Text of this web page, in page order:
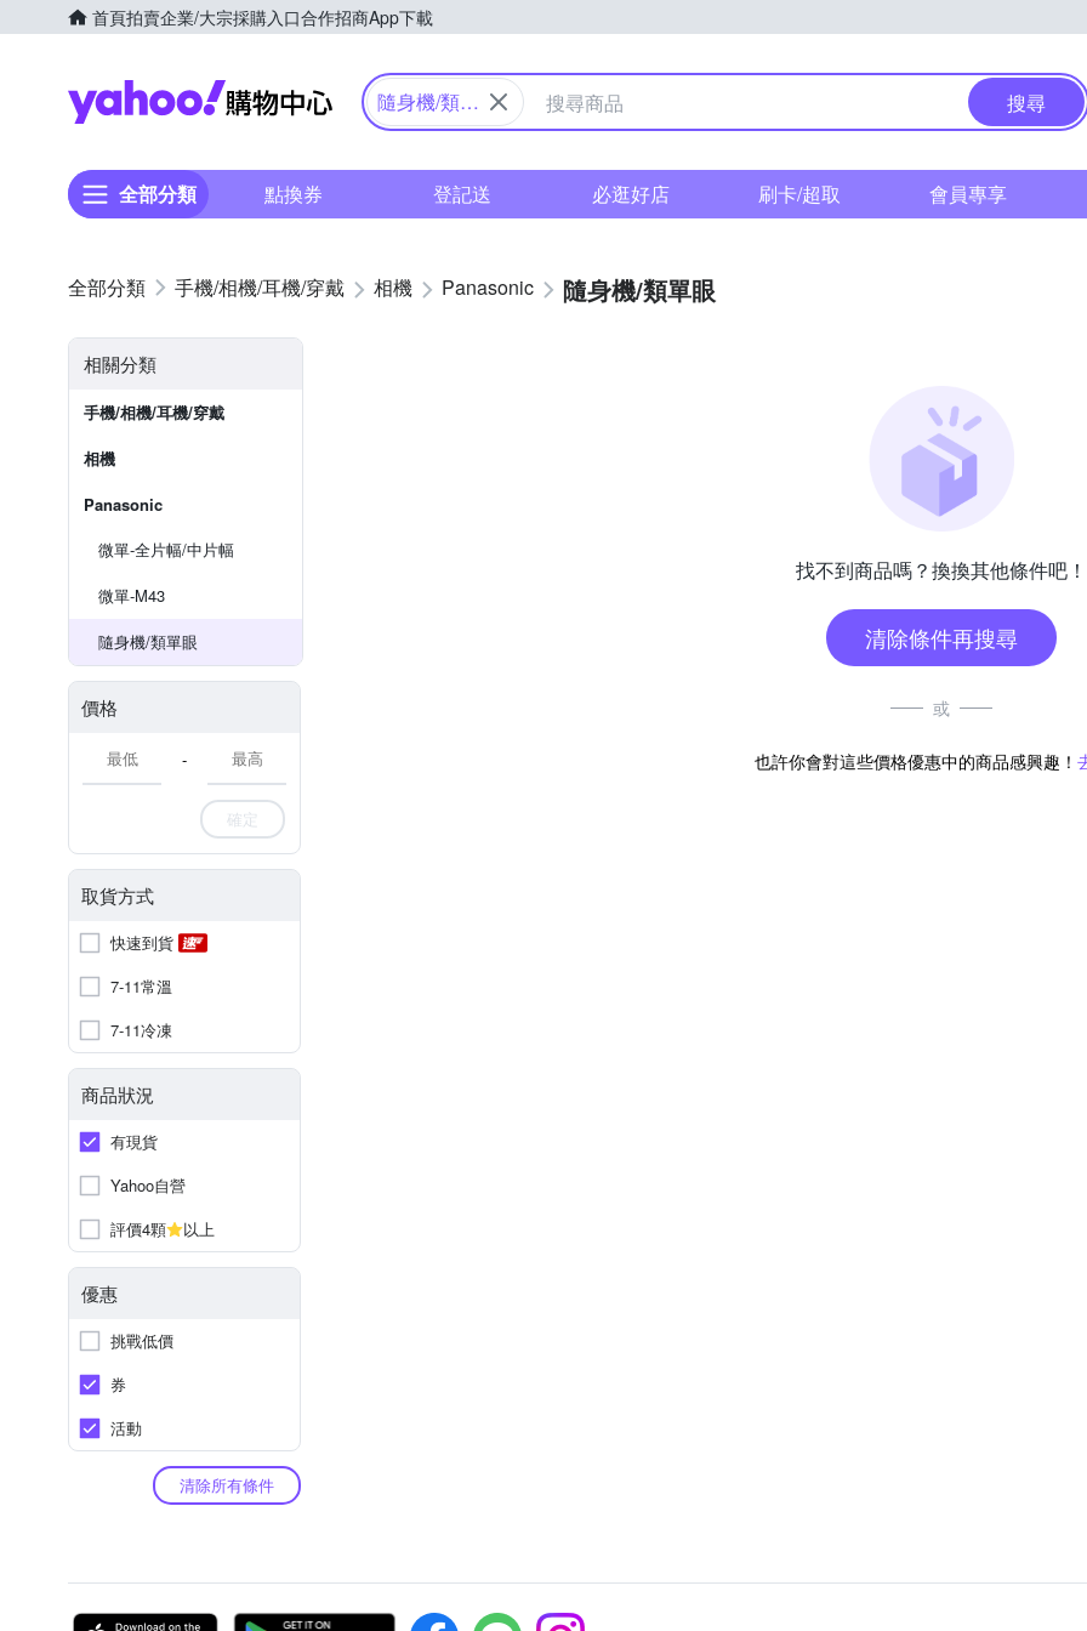
首頁拍賣企業/大宗採購入口合作招商App下載
Yahoo購物中心
隨身機/類單
搜尋
全部分類 點換券 登記送 必逛好店 刷卡/超取 會員專享
手機/相機/耳機/穿戴 相機 Panasonic 隨身機/類單眼
相關分類
手機/相機/耳機/穿戴
相機
Panasonic
微單-全片幅/中片幅
微單-M43
隨身機/類單眼
價格
-
確定
取貨方式
快速到貨
7-11常溫
7-11冷凍
商品狀況
有現貨
Yahoo自營
評價4顆
以上
優惠
挑戰低價
券
活動
清除所有條件
找不到商品嗎？換換其他條件吧！
清除條件再搜尋
或
也許你會對這些價格優惠中的商品感興趣！